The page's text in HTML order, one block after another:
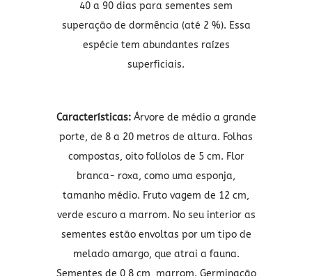
40 a 90 dias para sementes sem
superação de dormência (até 2 %). Essa
espécie tem abundantes raízes
superficiais.
Características: Árvore de médio a grande
porte, de 8 a 20 metros de altura. Folhas
compostas, oito folíolos de 5 cm. Flor
branca- roxa, como uma esponja,
tamanho médio. Fruto vagem de 12 cm,
verde escuro a marrom. No seu interior as
sementes estão envoltas por um tipo de
melado amargo, que atrai a fauna.
Sementes de 0,8 cm, marrom. Germinação